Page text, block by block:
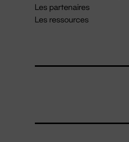
Les partenaires
Les ressources